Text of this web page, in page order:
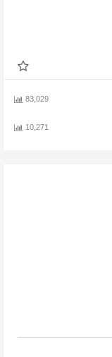
83,029
10,271